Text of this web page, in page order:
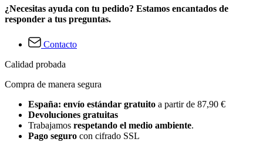
¿Necesitas ayuda con tu pedido? Estamos encantados de
responder a tus preguntas.
Contacto
Calidad probada
Compra de manera segura
España: envío estándar gratuito a partir de 87,90 €
Devoluciones gratuitas
Trabajamos respetando el medio ambiente.
Pago seguro con cifrado SSL